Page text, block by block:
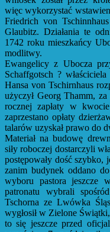
więc wykorzystać
Friedrich von
Glaubitz. Działania te
1742 roku mieszkańcy
modlitwy.
Ewangelicy z Ubocza
Schaffgotsch ?
Hansa von Tschirnhaus
użyczył Georg Thamm,
rocznej zapłaty w
zaprzestano opłaty
talarów uzyskał prawo do
Materiał na budowę
siły roboczej dostarczyli
postępowały dość szybko,
zanim budynek oddano
wyboru pastora jeszcze
patronatu wybrali
Tschorna ze Lwówka
wygłosił w Zielone
to się jeszcze przed